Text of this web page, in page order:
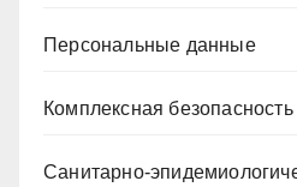
Персональные данные
Комплексная безопасность
Санитарно-